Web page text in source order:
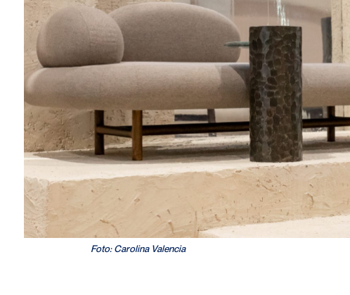
Foto: Carolina Valencia